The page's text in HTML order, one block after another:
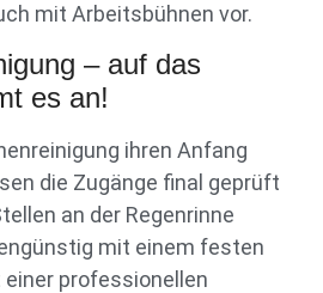
mit Arbeitsbühnen vor.
– auf das
es an!
ihren Anfang
die Zugänge final geprüft
an der Regenrinne
mit einem festen
professionellen